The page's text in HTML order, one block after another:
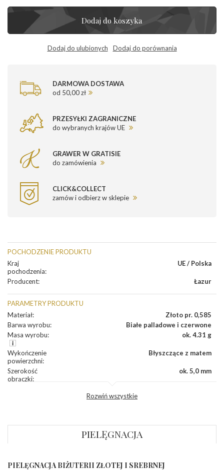
Dodaj do koszyka
Dodaj do ulubionych Dodaj do porównania
DARMOWA DOSTAWA
od 50,00 zł
PRZESYŁKI ZAGRANICZNE
do wybranych krajów UE
GRAWER W GRATISIE
do zamówienia
CLICK&COLLECT
zamów i odbierz w sklepie
POCHODZENIE PRODUKTU
Kraj
pochodzenia:
UE / Polska
Producent: Łazur
PARAMETRY PRODUKTU
Materiał:
Złoto pr. 0,585
Barwa wyrobu:
Białe palladowe i czerwone
Masa wyrobu: ok. 4.31 g
Wykończenie
powierzchni:
Błyszczące z matem
Szerokość
obrączki:
ok. 5,0 mm
INNE PARAMETRY
Rozwiń wszystkie
PIELĘGNACJA
PIELĘGNACJA BIŻUTERII ZŁOTEJ I SREBRNEJ